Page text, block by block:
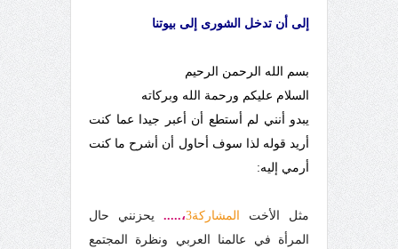
إلى أن تدخل الشورى إلى بيوتنا
بسم الله الرحمن الرحيم
السلام عليكم ورحمة الله وبركاته
يبدو أنني لم أستطع أن أعبر جيدا عما كنت
أريد قوله لذا سوف أحاول أن أشرح ما كنت
أرمي إليه:
مثل الأخت المشاركة3 ،.....
يحزنني حال
المرأة في عالمنا العربي ونظرة المجتمع